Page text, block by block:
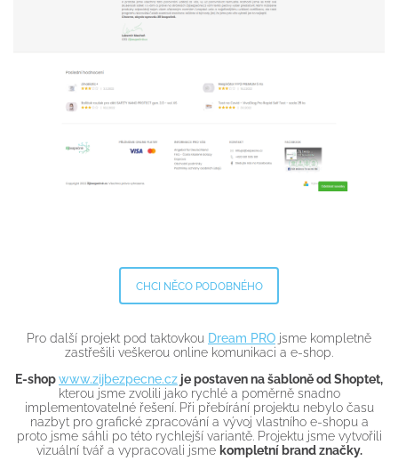
CHCI NĚCO PODOBNÉHO
Pro další projekt pod taktovkou Dream PRO jsme kompletně
zastřešili veškerou online komunikaci a e-shop.
E-shopwww.zijbezpecne.cz je postaven na šabloně od Shoptet,
kterou jsme zvolili jako rychlé a poměrně snadno
implementovatelné řešení. Při přebírání projektu nebylo času
nazbyt pro grafické zpracování a vývoj vlastního e-shopu a
proto jsme sáhli po této rychlejší variantě. Projektu jsme vytvořili
vizuální tvář a vypracovali jsme kompletní brand značky.